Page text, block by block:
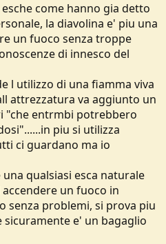
come hanno gia detto
la diavolina e' piu una
un fuoco senza troppe
di innesco del
l utilizzo di una fiamma viva
attrezzatura va aggiunto un
"che entrmbi potrebbero
piu si utilizza
ci guardano ma io
qualsiasi esca naturale
un fuoco in
senza problemi, si prova piu
e' un bagaglio